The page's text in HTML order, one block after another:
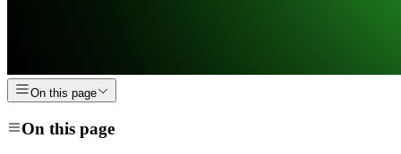
On this page
On this page